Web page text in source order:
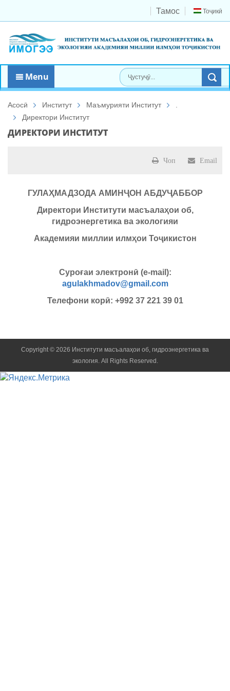
Тоҷикӣ
Тамос
Menu
Асосӣ Институт Маъмурияти Институт
.
Директори Институт
ДИРЕКТОРИ ИНСТИТУТ
Чоп Email
ГУЛАҲМАДЗОДА АМИНҶОН АБДУҶАББОР
Директори Институти масъалаҳои об,
гидроэнергетика ва экологияи
Академияи миллии илмҳои Тоҷикистон
Суроғаи электронӣ (e-mail):
agulakhmadov@gmail.com
Телефони корӣ: +992 37 221 39 01
Copyright © 2026 Институти масъалаҳои об, гидроэнергетика ва
экология. All Rights Reserved.